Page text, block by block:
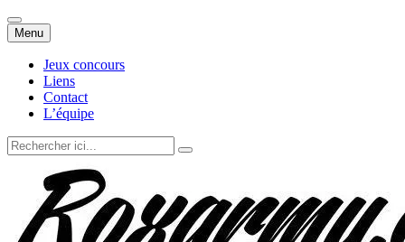
Menu Aller
au
contenu
Jeux concours
Liens
Contact
L’équipe
Recherche
pour